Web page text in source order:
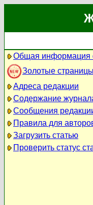
Общая информация
Золотые страницы
Адреса редакции
Содержание
Сообщения
Правила для
Загрузить статью
Проверить статус